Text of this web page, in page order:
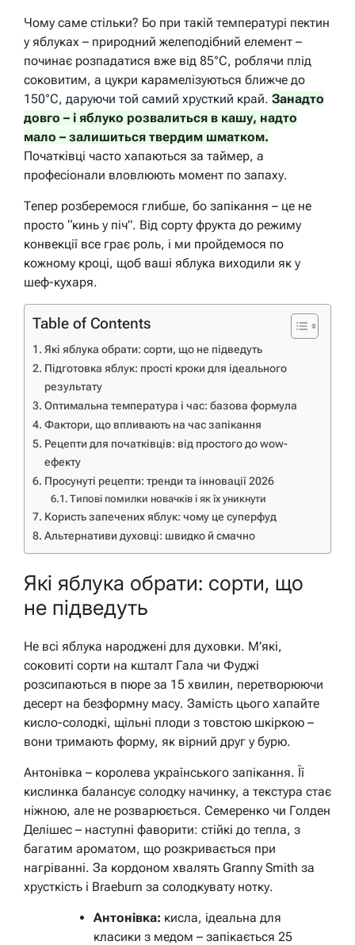
Чому саме стільки? Бо при такій температурі пектин
у яблуках – природний желеподібний елемент –
починає розпадатися вже від 85°C, роблячи плід
соковитим, а цукри карамелізуються ближче до
150°C, даруючи той самий хрусткий край. Занадто
довго – і яблуко розвалиться в кашу, надто
мало – залишиться твердим шматком.
Початківці часто хапаються за таймер, а
професіонали вловлюють момент по запаху.
Тепер розберемося глибше, бо запікання – це не
просто “кинь у піч”. Від сорту фрукта до режиму
конвекції все грає роль, і ми пройдемося по
кожному кроці, щоб ваші яблука виходили як у
шеф-кухаря.
Table of Contents
Які яблука обрати: сорти, що не підведуть
Підготовка яблук: прості кроки для ідеального
результату
Оптимальна температура і час: базова формула
Фактори, що впливають на час запікання
Рецепти для початківців: від простого до wow-
ефекту
Просунуті рецепти: тренди та інновації 2026
Типові помилки новачків і як їх уникнути
Користь запечених яблук: чому це суперфуд
Альтернативи духовці: швидко й смачно
Які яблука обрати: сорти, що
не підведуть
Не всі яблука народжені для духовки. М’які,
соковиті сорти на кшталт Гала чи Фуджі
розсипаються в пюре за 15 хвилин, перетворюючи
десерт на безформну масу. Замість цього хапайте
кисло-солодкі, щільні плоди з товстою шкіркою –
вони тримають форму, як вірний друг у бурю.
Антонівка – королева українського запікання. Її
кислинка балансує солодку начинку, а текстура стає
ніжною, але не розварюється. Семеренко чи Голден
Делішес – наступні фаворити: стійкі до тепла, з
багатим ароматом, що розкривається при
нагріванні. За кордоном хвалять Granny Smith за
хрусткість і Braeburn за солодкувату нотку.
Антонівка: кисла, ідеальна для
класики з медом – запікається 25